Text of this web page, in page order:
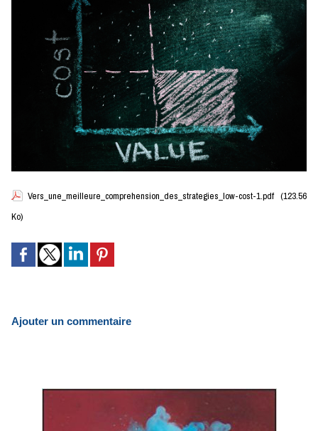
Vers_une_meilleure_comprehension_des_strategies_low-cost-1.pdf (123.56
Ko)
Ajouter un commentaire